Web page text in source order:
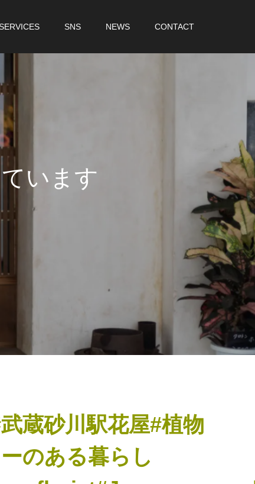
SNS NEWS CONTACT
て い ま す
蔵砂川駅花屋#植物
のある暮らし